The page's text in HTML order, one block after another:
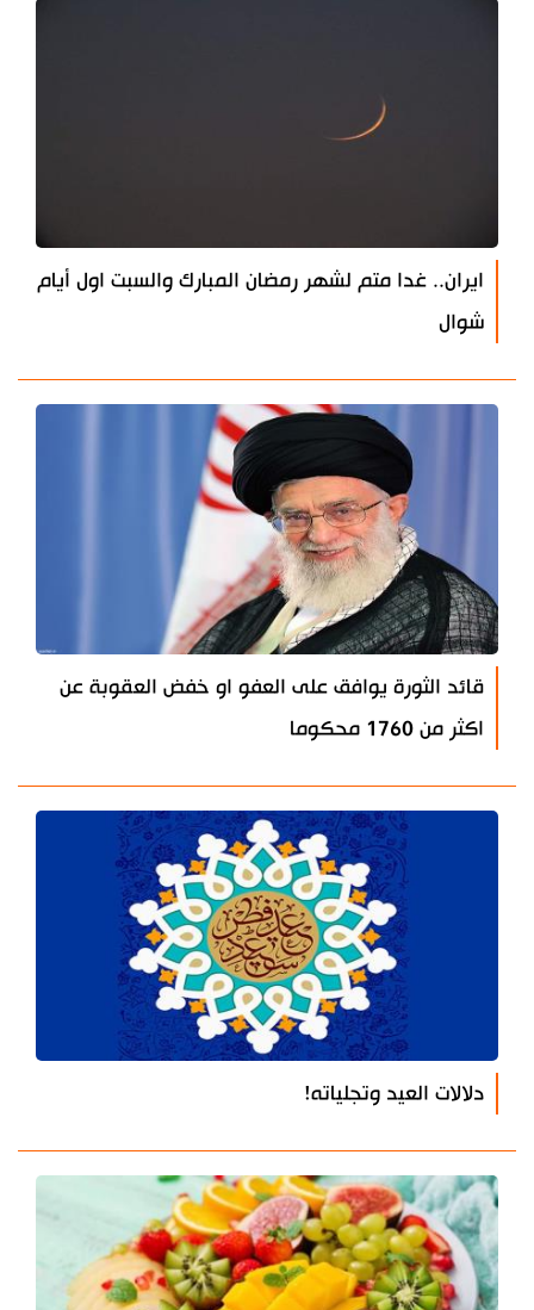
ايران.. غدا متم لشهر رمضان المبارك والسبت اول أيام
شوال
قائد الثورة يوافق على العفو او خفض العقوبة عن
اكثر من 1760 محكوما
دلالات العيد وتجلياته!